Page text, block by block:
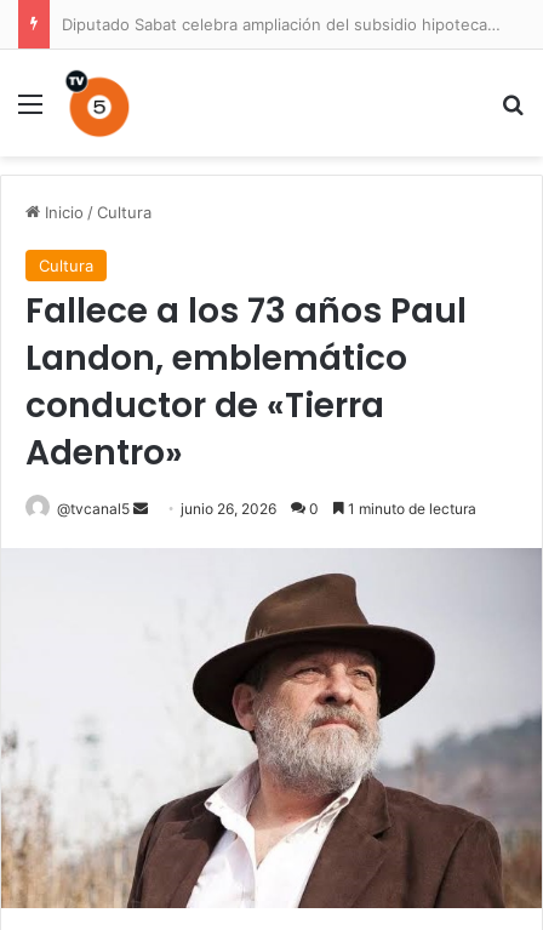
Diputado Sabat celebra ampliación del subsidio hipotecario con viviendas de hasta 6.000 UF
Menú
Inicio /Cultura
Cultura
Fallece a los 73 años Paul
Landon, emblemático
conductor de «Tierra
Adentro»
@tvcanal5
Sendjunio 26, 2026 0 1 minuto de lectura